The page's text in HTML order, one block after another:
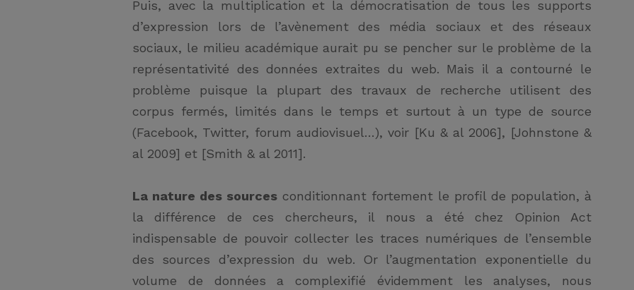
Puis, avec la multiplication et la démocratisation de tous les supports
d’expression lors de l’avènement des média sociaux et des réseaux
sociaux, le milieu académique aurait pu se pencher sur le problème de la
représentativité des données extraites du web. Mais il a contourné le
problème puisque la plupart des travaux de recherche utilisent des
corpus fermés, limités dans le temps et surtout à un type de source
(Facebook, Twitter, forum audiovisuel…), voir [Ku & al 2006], [Johnstone &
al 2009] et [Smith & al 2011].
La nature des sources conditionnant fortement le profil de population, à
la différence de ces chercheurs, il nous a été chez Opinion Act
indispensable de pouvoir collecter les traces numériques de l’ensemble
des sources d’expression du web. Or l’augmentation exponentielle du
volume de données a complexifié évidemment les analyses, nous